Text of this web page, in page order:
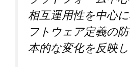
相互運用性を中心
フトウェア定義の
本的な変化を反映